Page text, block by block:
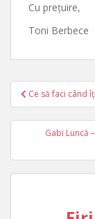
Cu prețuire,
Toni Berbece
PostCe să faci când
Gabi Luncă